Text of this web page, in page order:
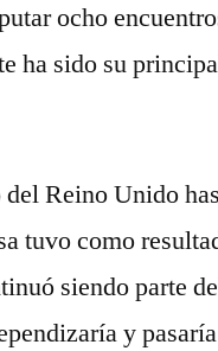
ocho
ha sido su
Reino Unido
tuvo como
siendo parte
y